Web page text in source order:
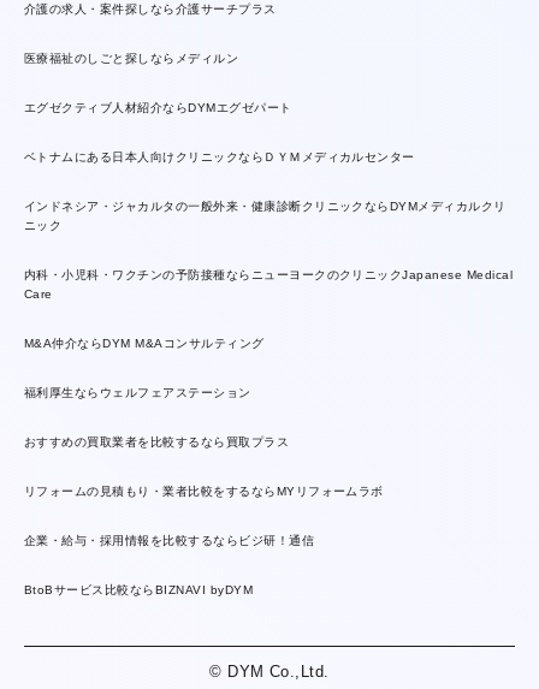
介護の求人・案件探しなら介護サーチプラス
医療福祉のしごと探しならメディルン
エグゼクティブ人材紹介ならDYMエグゼパート
ベトナムにある日本人向けクリニックならＤＹＭメディカルセンター
インドネシア・ジャカルタの一般外来・健康診断クリニックならDYMメディカルクリ
ニック
内科・小児科・ワクチンの予防接種ならニューヨークのクリニックJapanese Medical
Care
M&A仲介ならDYM M&Aコンサルティング
福利厚生ならウェルフェアステーション
おすすめの買取業者を比較するなら買取プラス
リフォームの見積もり・業者比較をするならMYリフォームラボ
企業・給与・採用情報を比較するならビジ研！通信
BtoBサービス比較ならBIZNAVI byDYM
© DYM Co.,Ltd.